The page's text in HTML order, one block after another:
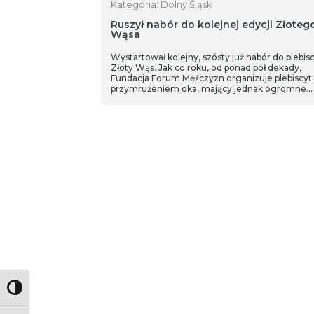
Toggle High Contrast
Kategoria: Dolny Śląsk
Ruszył nabór do kolejnej edycji
Wąsa
Wystartował kolejny, szósty już nabór do
Złoty Wąs. Jak co roku, od ponad pół dekady,
Fundacja Forum Mężczyzn organizuje plebiscyt
przymrużeniem oka, mający jednak ogromne